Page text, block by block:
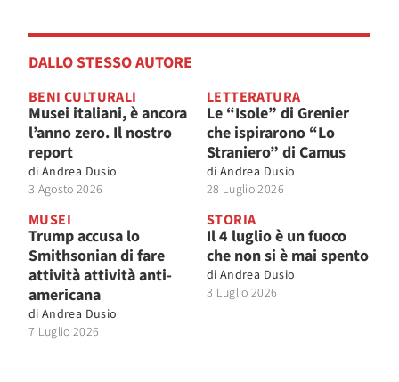
DALLO STESSO AUTORE
BENI CULTURALI
Musei italiani, è ancora
l’anno zero. Il nostro
report
di Andrea Dusio
3 Agosto 2026
LETTERATURA
Le “Isole” di Grenier
che ispirarono “Lo
Straniero” di Camus
di Andrea Dusio
28 Luglio 2026
MUSEI
Trump accusa lo
Smithsonian di fare
attività attività anti-
americana
di Andrea Dusio
7 Luglio 2026
STORIA
Il 4 luglio è un fuoco
che non si è mai spento
di Andrea Dusio
3 Luglio 2026